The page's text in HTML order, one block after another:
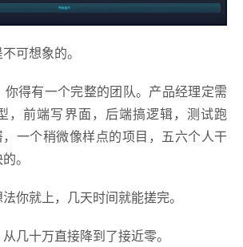
可想象的。
你得有一个完整的团队。产品经理定需
，前端写界面，后端搞逻辑，测试跑
一个稍微像样点的项目，五六个人干
。
你就上，几天时间就能搓完。
几十万直接降到了接近零。